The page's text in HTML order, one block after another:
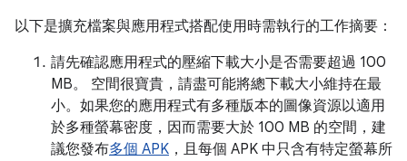
以下是擴充檔案與應用程式搭配使用時需執行的工作摘要：
請先確認應用程式的壓縮下載大小是否需要超過 100
MB。 空間很寶貴，請盡可能將總下載大小維持在最
小。如果您的應用程式有多種版本的圖像資源以適用
於多種螢幕密度，因而需要大於 100 MB 的空間，建
議您發布多個 APK ，且每個 APK 中只含有特定螢幕所